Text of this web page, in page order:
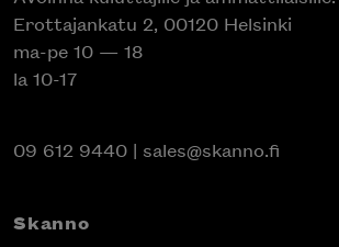
Erottajankatu 2, 00120 Helsinki
ma-pe 10 — 18
la 10-17
09 612 9440 | sales@skanno.fi
Skanno